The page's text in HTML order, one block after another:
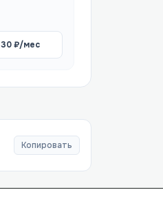
30₽/мес
Копировать